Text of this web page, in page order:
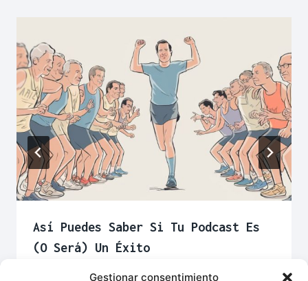
Gestionar consentimiento
Así Puedes Saber Si Tu Podcast Es
(o Será) Un Éxito